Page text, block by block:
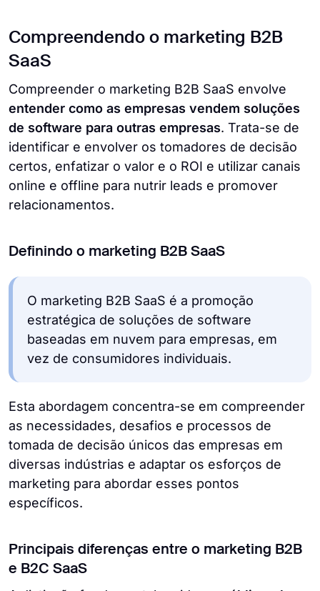
Compreendendo o marketing B2B
SaaS
Compreender o marketing B2B SaaS envolve
entender como as empresas vendem soluções
de software para outras empresas. Trata-se de
identificar e envolver os tomadores de decisão
certos, enfatizar o valor e o ROI e utilizar canais
online e offline para nutrir leads e promover
relacionamentos.
Definindo o marketing B2B SaaS
O marketing B2B SaaS é a promoção
estratégica de soluções de software
baseadas em nuvem para empresas, em
vez de consumidores individuais.
Esta abordagem concentra-se em compreender
as necessidades, desafios e processos de
tomada de decisão únicos das empresas em
diversas indústrias e adaptar os esforços de
marketing para abordar esses pontos
específicos.
Principais diferenças entre o marketing B2B
e B2C SaaS